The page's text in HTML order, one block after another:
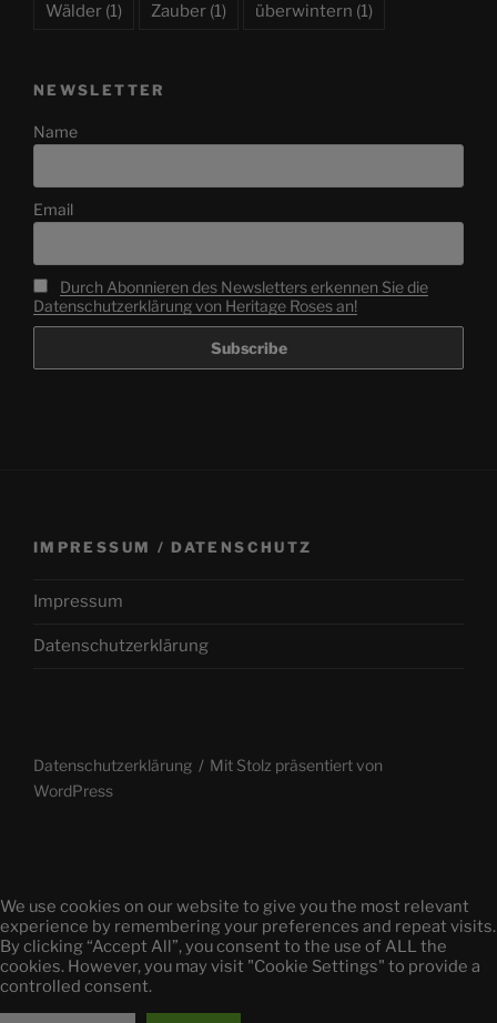
Wälder (1) Zauber (1) überwintern (1)
NEWSLETTER
Name
Email
Durch Abonnieren des Newsletters erkennen Sie die
Datenschutzerklärung von Heritage Roses an!
IMPRESSUM / DATENSCHUTZ
Impressum
Datenschutzerklärung
Datenschutzerklärung
Mit Stolz präsentiert von
WordPress
We use cookies on our website to give you the most relevant
experience by remembering your preferences and repeat visits.
By clicking “Accept All”, you consent to the use of ALL the
cookies. However, you may visit "Cookie Settings" to provide a
controlled consent.